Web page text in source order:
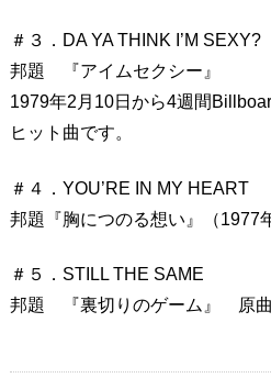
＃３．DA YA THINK I’M SEXY?
邦題 『アイムセクシー』
1979年2月10日から4週間
ヒット曲です。
＃４．YOU’RE IN MY HEART
邦題『胸につのる想い』（1977
＃５．STILL THE SAME
邦題 『裏切りのゲーム』 原